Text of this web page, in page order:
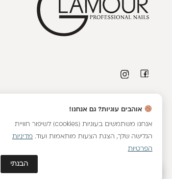
וואטסאפ
054-8887576
|וואטסאפ
אוהבים עוגיות? גם אנחנו!
אנחנו משתמשים בעוגיות (cookies) לשיפור חוויית
הגלישה שלך, הצגת הצעות מותאמות ועוד. מדיניות
הפרטיות
הבנתי